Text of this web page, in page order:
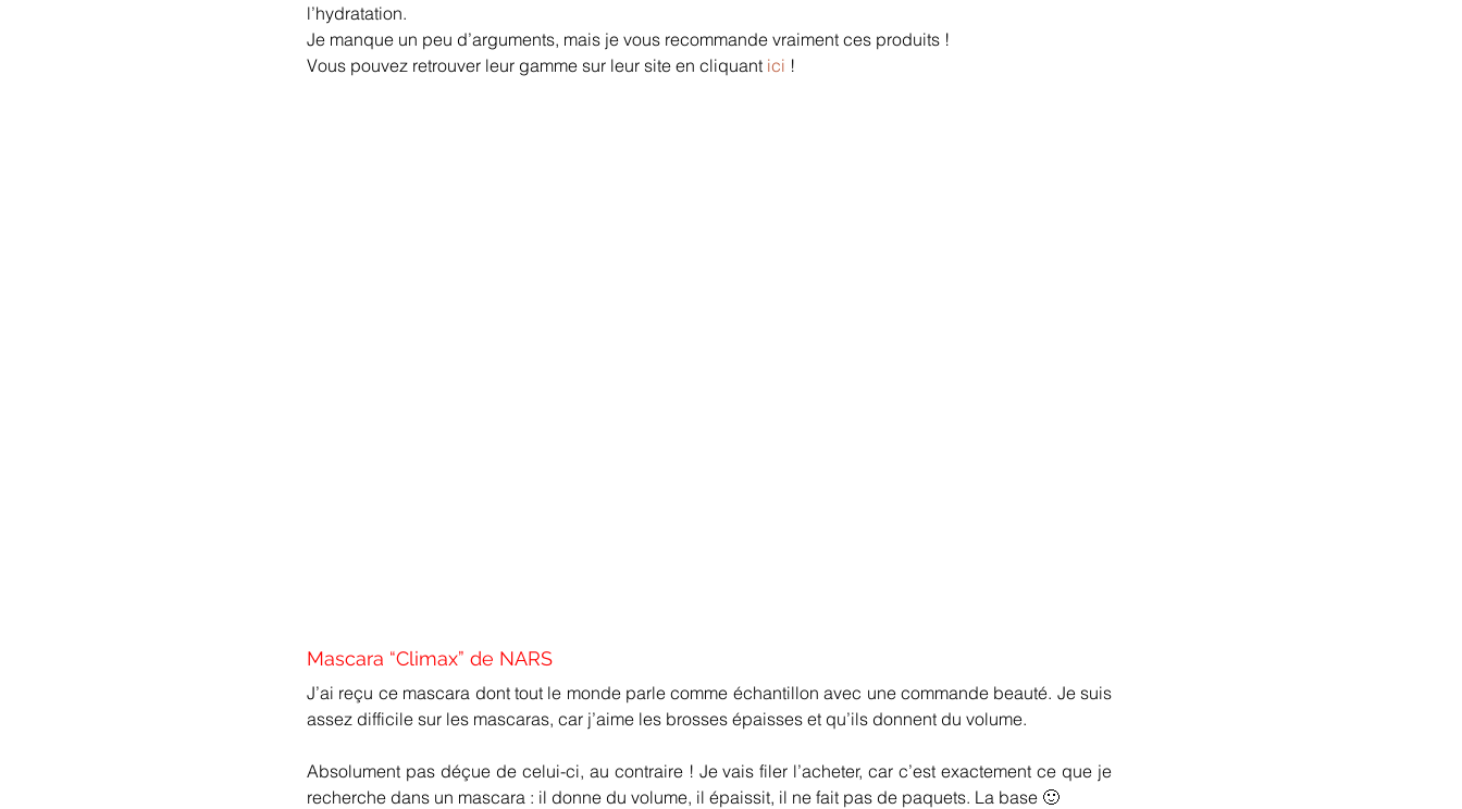
l’hydratation.
Je manque un peu d’arguments, mais je vous recommande vraiment ces produits !
Vous pouvez retrouver leur gamme sur leur site en cliquant ici !
Mascara “Climax” de NARS
J’ai reçu ce mascara dont tout le monde parle comme échantillon avec une commande beauté. Je suis
assez difficile sur les mascaras, car j’aime les brosses épaisses et qu’ils donnent du volume.
Absolument pas déçue de celui-ci, au contraire ! Je vais filer l’acheter, car c’est exactement ce que je
recherche dans un mascara : il donne du volume, il épaissit, il ne fait pas de paquets. La base 🙂